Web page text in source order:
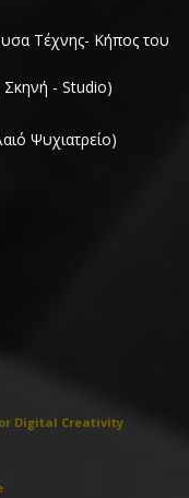
Τέχνης- Κήπος του
Σκηνή - Studio)
Ψυχιατρείο)
Digital Creativity